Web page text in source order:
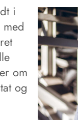
i
om
og